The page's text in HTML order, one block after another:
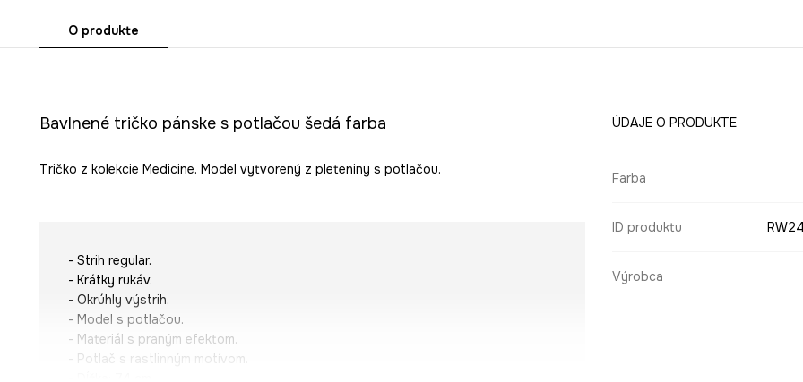
O produkte
Bavlnené tričko pánske s potlačou šedá farba
Tričko z kolekcie Medicine. Model vytvorený z pleteniny s potlačou.
- Strih regular.
- Krátky rukáv.
- Okrúhly výstrih.
- Model s potlačou.
- Materiál s praným efektom.
- Potlač s rastlinným motívom.
ÚDAJE O PRODUKTE
Farba
ID produktu
Výrobca